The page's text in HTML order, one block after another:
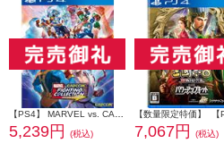
5,239円 (税込) 7,067円 (税込)